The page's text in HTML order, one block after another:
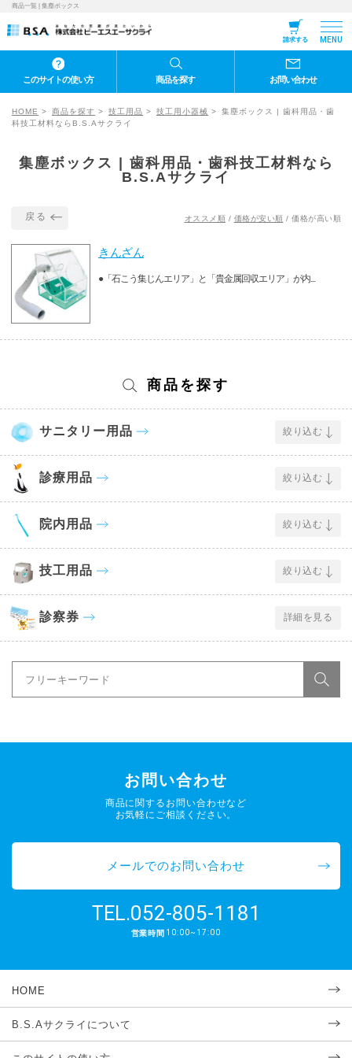
商品一覧 | 集塵ボックス
請求する MENU
このサイトの使い方 商品を探す お問い合わせ
HOME 商品を探す 技工用品 技工用小器械
集塵ボックス | 歯科用品・歯
科技工材料ならB.S.Aサクライ
集塵ボックス | 歯科用品・歯科技工材料なら
B.S.Aサクライ
戻る オススメ順 / 価格が安い順 / 価格が高い順
きんざん
●「石こう集じんエリア」と「貴金属回収エリア」が内...
商品を探す
サニタリー用品 絞り込む
診療用品 絞り込む
院内用品 絞り込む
技工用品 絞り込む
診察券 詳細を見る
お問い合わせ
商品に関するお問い合わせなど
お気軽にご相談ください。
メールでのお問い合わせ
TEL.052-805-1181
営業時間 10:00~17:00
HOME
B.S.Aサクライについて